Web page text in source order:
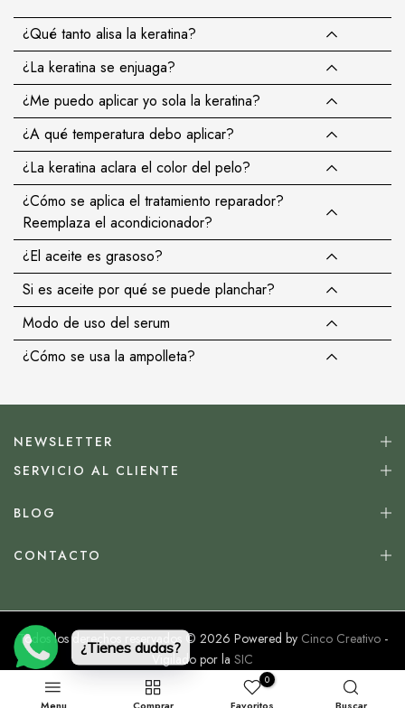
¿Qué tanto alisa la keratina?
¿La keratina se enjuaga?
¿Me puedo aplicar yo sola la keratina?
¿A qué temperatura debo aplicar?
¿La keratina aclara el color del pelo?
¿Cómo se aplica el tratamiento reparador?
Reemplaza el acondicionador?
¿El aceite es grasoso?
Si es aceite por qué se puede planchar?
Modo de uso del serum
¿Cómo se usa la ampolleta?
NEWSLETTER
SERVICIO AL CLIENTE
BLOG
CONTACTO
Todos los derechos reservados © 2026 Powered by Cinco Creativo-
Vigilado por la SIC
0
¿Tienes dudas?